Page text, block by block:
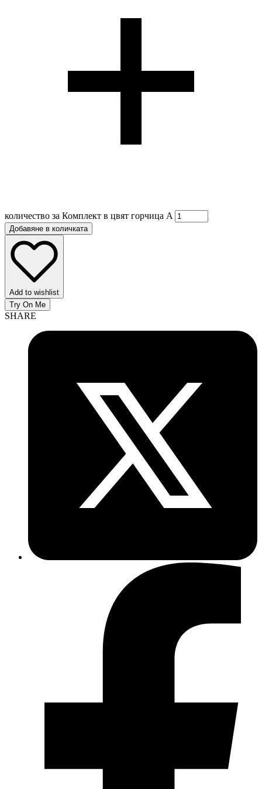
количество за Комплект в цвят горчица A
Добавяне в количката
Add to wishlist
Try On Me
SHARE